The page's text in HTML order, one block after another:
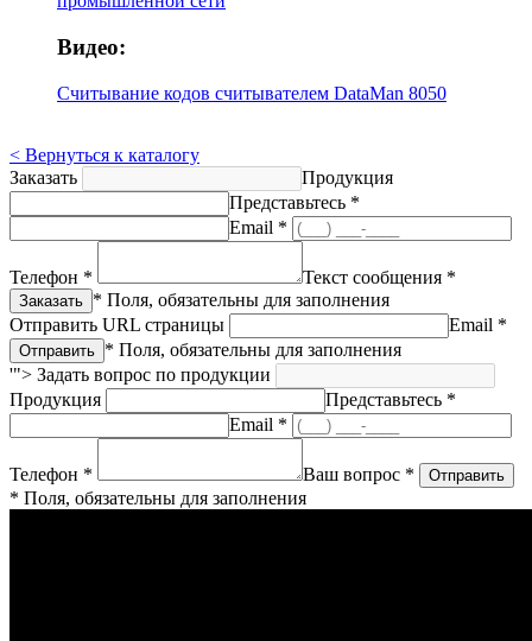
Видео:
Считывание кодов считывателем DataMan 8050
< Вернуться к каталогу
Заказать
Продукция
Представьтесь *
Email *
Телефон *
Текст сообщения *
* Поля, обязательны для заполнения
Отправить URL страницы
Email *
* Поля, обязательны для заполнения
'"> Задать вопрос по продукции
Продукция
Представьтесь *
Email *
Телефон *
Ваш вопрос *
* Поля, обязательны для заполнения